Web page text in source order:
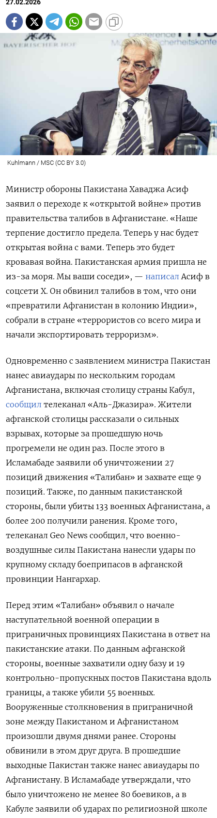
27.02.2026
Kuhlmann / MSC (CC BY 3.0)
Министр обороны Пакистана Хаваджа Асиф
заявил о переходе к «открытой войне» против
правительства талибов в Афганистане. «Наше
терпение достигло предела. Теперь у нас будет
открытая война с вами. Теперь это будет
кровавая война. Пакистанская армия пришла не
из-за моря. Мы ваши соседи», — написалАсиф в
соцсети Х. Он обвинил талибов в том, что они
«превратили Афганистан в колонию Индии»,
собрали в стране «террористов со всего мира и
начали экспортировать терроризм».
Одновременно с заявлением министра Пакистан
нанес авиаудары по нескольким городам
Афганистана, включая столицу страны Кабул,
сообщил телеканал «Аль-Джазира». Жители
афганской столицы рассказали о сильных
взрывах, которые за прошедшую ночь
прогремели не один раз. После этого в
Исламабаде заявили об уничтожении 27
позиций движения «Талибан» и захвате еще 9
позиций. Также, по данным пакистанской
стороны, были убиты 133 военных Афганистана, а
более 200 получили ранения. Кроме того,
телеканал Geo News сообщил, что военно-
воздушные силы Пакистана нанесли удары по
крупному складу боеприпасов в афганской
провинции Нангархар.
Перед этим «Талибан» объявил о начале
наступательной военной операции в
приграничных провинциях Пакистана в ответ на
пакистанские атаки. По данным афганской
стороны, военные захватили одну базу и 19
контрольно-пропускных постов Пакистана вдоль
границы, а также убили 55 военных.
Вооруженные столкновения в приграничной
зоне между Пакистаном и Афганистаном
произошли двумя днями ранее. Стороны
обвинили в этом друг друга. В прошедшие
выходные Пакистан также нанес авиаудары по
Афганистану. В Исламабаде утверждали, что
было уничтожено не менее 80 боевиков, а в
Кабуле заявили об ударах по религиозной школе